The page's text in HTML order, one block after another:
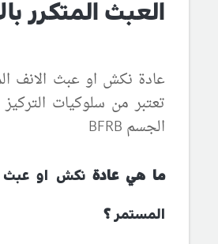
العبث المتكرر
عادة نكش او عبث الانف
تعتبر من سلوكيات
الجسم BFRB
ما هي عادة نكش او عبث
المستمر ؟